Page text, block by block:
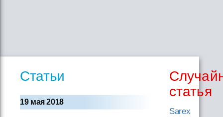
Статьи
19 мая 2018
статья
Sarex